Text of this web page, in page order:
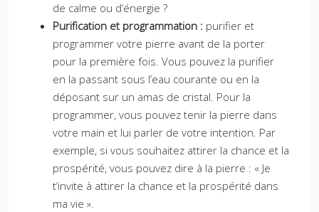
de calme ou d’énergie ?
Purification et programmation : purifier et
programmer votre pierre avant de la porter
pour la première fois. Vous pouvez la purifier
en la passant sous l’eau courante ou en la
déposant sur un amas de cristal. Pour la
programmer, vous pouvez tenir la pierre dans
votre main et lui parler de votre intention. Par
exemple, si vous souhaitez attirer la chance et la
prospérité, vous pouvez dire à la pierre : « Je
t’invite à attirer la chance et la prospérité dans
ma vie ».